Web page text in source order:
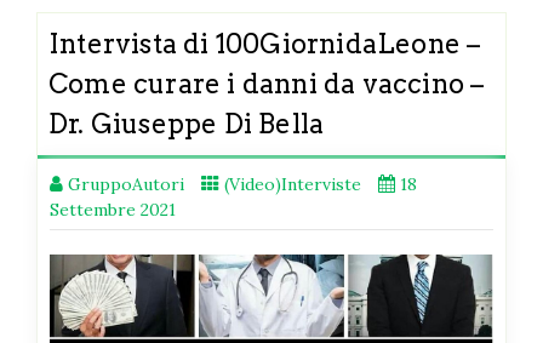
Intervista di 100GiornidaLeone –
Come curare i danni da vaccino –
Dr. Giuseppe Di Bella
GruppoAutori (Video)Interviste
18
Settembre 2021